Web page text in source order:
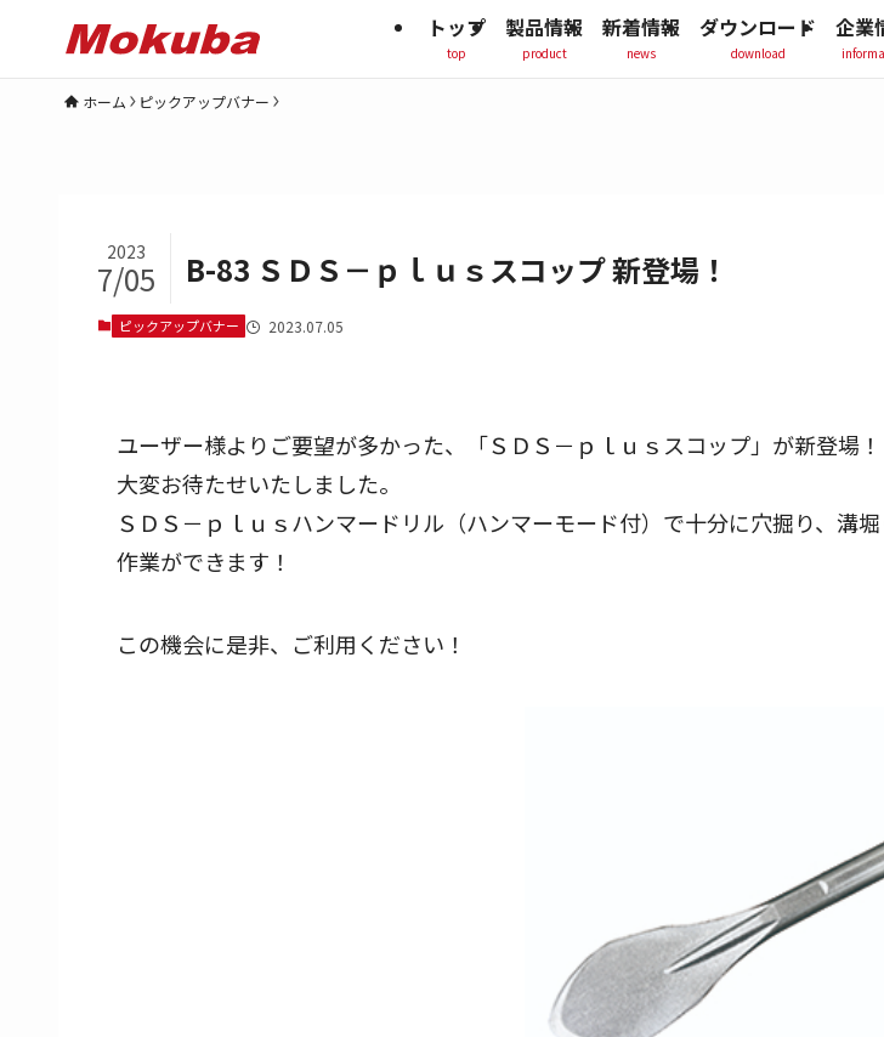
ホーム ピックアップバナー
トップ
top
製品情報
product
新着情報
news
ダウンロード
download
企業
B-83 ＳＤＳ－ｐｌｕｓスコップ 新登場！
2023
7/05
ピックアップバナー 2023.07.05
ユーザー様よりご要望が多かった、「ＳＤＳ－ｐｌｕｓスコップ」が新登場！
大変お待たせいたしました。
ＳＤＳ－ｐｌｕｓハンマードリル（ハンマーモード付）で十分に穴掘り、溝
作業ができます！
この機会に是非、ご利用ください！